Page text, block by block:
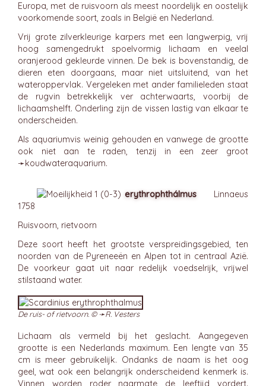
Europa, met de ruisvoorn als meest noordelijk en oostelijk
voorkomende soort, zoals in België en Nederland.
Vrij grote zilverkleurige karpers met een langwerpig, vrij
hoog samengedrukt spoelvormig lichaam en veelal
oranjerood gekleurde vinnen. De bek is bovenstandig, de
dieren eten doorgaans, maar niet uitsluitend, van het
wateroppervlak. Vergeleken met ander familieleden staat
de rugvin betrekkelijk ver achterwaarts, voorbij de
lichaamshelft. Onderling zijn de vissen lastig van elkaar te
onderscheiden.
Als aquariumvis weinig gehouden en vanwege de grootte
ook niet aan te raden, tenzij in een zeer groot
➛koudwateraquarium.
erythrophthálmus Linnaeus
1758
Ruisvoorn, rietvoorn
Deze soort heeft het grootste verspreidingsgebied, ten
noorden van de Pyreneeën en Alpen tot in centraal Azië.
De voorkeur gaat uit naar redelijk voedselrijk, vrijwel
stilstaand water.
De ruis- of rietvoorn. © ➛R. Vesters
Lichaam als vermeld bij het geslacht. Aangegeven
grootte is een Nederlands maximum. Een lengte van 35
cm is meer gebruikelijk. Ondanks de naam is het oog
geel, wat ook een belangrijk onderscheidend kenmerk is.
Vinnen worden roder naarmate de leeftijd vordert.